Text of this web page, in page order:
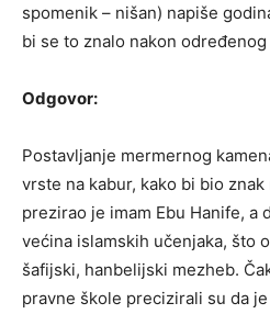
spomenik – nišan) napiše
bi se to znalo nakon
Odgovor:
Postavljanje mermernog
vrste na kabur, kako bi bio
prezirao je imam Ebu Hanife, a
većina islamskih učenjaka, što
šafijski, hanbelijski mezheb.
pravne škole precizirali su da